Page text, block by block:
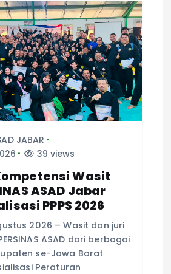
JABAR
39 views
Wasit
ASAD Jabar
PPPS 2026
2026 – Wasit dan juri
ASAD dari berbagai
se-Jawa Barat
Peraturan